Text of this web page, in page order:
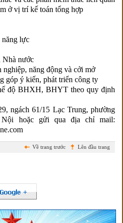
ở vị trí kế toán tổng hợp
năng lực
Nhà nước
năng động và cởi mở
góp ý kiến, phát triển công ty
độ BHXH, BHYT theo quy định
ngách 61/15 Lạc Trung, phường
hoặc gửi qua địa chỉ mail:
Lên đầu trang
Về trang trước